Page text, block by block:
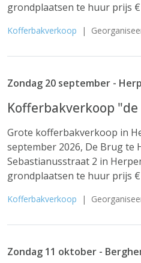
grondplaatsen te huur prijs €
Kofferbakverkoop |
Zondag 20 september -
Kofferbakverkoop
Grote kofferbakverkoop in
september 2026, De Brug te
Sebastianusstraat 2 in
grondplaatsen te huur prijs €
Kofferbakverkoop |
Zondag 11 oktober -